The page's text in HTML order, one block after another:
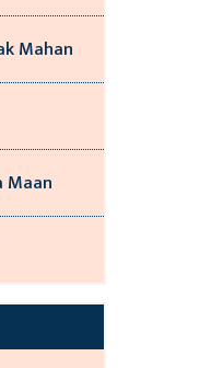
Mahan
Maan